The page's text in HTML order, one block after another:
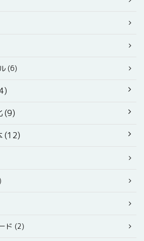
(6)
(9)
(12)
ド (2)